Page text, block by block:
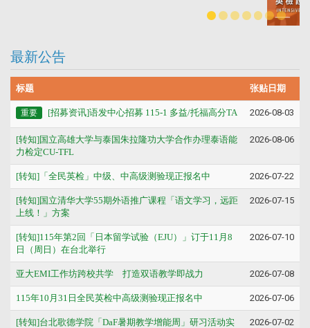
最新公告
标题 张贴日期
重要 [招募资讯]语发中心招募 115-1 多益/托福高分TA 2026-08-03
[转知]国立高雄大学与泰国朱拉隆功大学合作办理泰语能
力检定CU-TFL
2026-08-06
[转知]「全民英检」中级、中高级测验现正报名中 2026-07-22
[转知]国立清华大学55期外语推广课程「语文学习，远距
上线！」方案
2026-07-15
[转知]115年第2回「日本留学试验（EJU）」订于11月8
日（周日）在台北举行
2026-07-10
亚大EMI工作坊跨校共学 打造双语教学即战力 2026-07-08
115年10月31日全民英检中高级测验现正报名中 2026-07-06
[转知]台北歌德学院「DaF暑期教学增能周」研习活动实
2026-07-02